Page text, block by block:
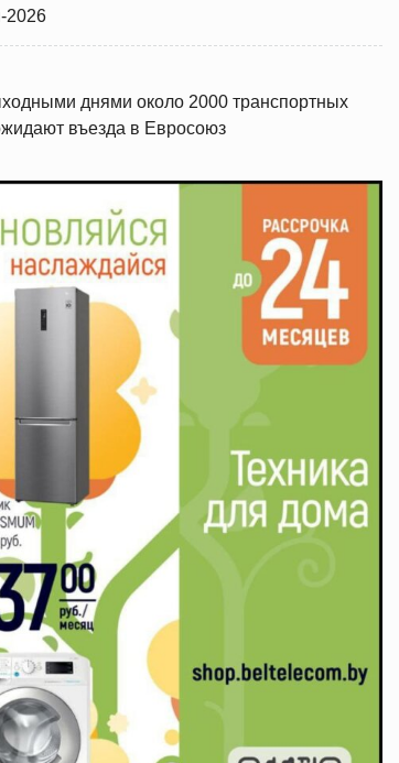
2026
днями около 2000 транспортных
въезда в Евросоюз